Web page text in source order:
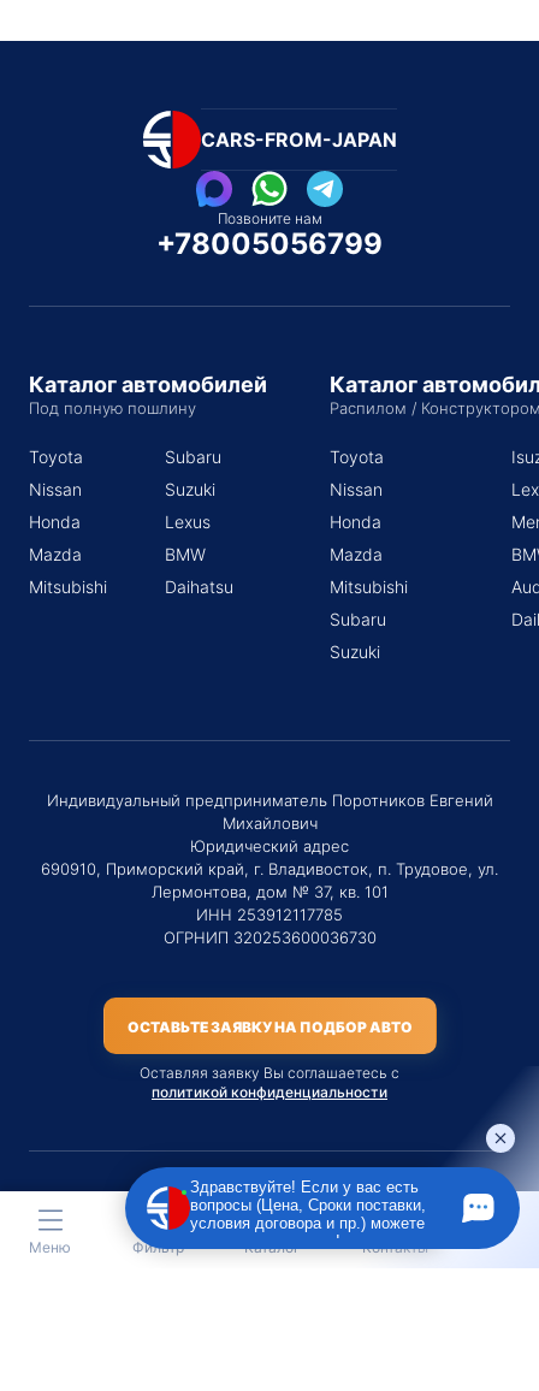
CARS-FROM-JAPAN
Позвоните нам
+78005056799
Каталог автомобилей
Под полную пошлину
Toyota
Nissan
Honda
Mazda
Mitsubishi
Subaru
Suzuki
Lexus
BMW
Daihatsu
Каталог
Распилом /
Toyota
Nissan
Honda
Mazda
Mitsubishi
Subaru
Suzuki
Индивидуальный предприниматель Поротников Евгений
Михайлович
Юридический адрес
690910, Приморский край, г. Владивосток, п. Трудовое, ул.
Лермонтова, дом № 37, кв. 101
ИНН 253912117785
ОГРНИП 320253600036730
ОСТАВЬТЕ ЗАЯВКУ НА ПОДБОР АВТО
Оставляя заявку Вы соглашаетесь с
политикой конфиденциальности
Материалы данного сайта являются публичной офертой
только на услугу сопровождения Агентом приобретения
транспортного средства Клиентом.
Меню Фильтр Каталог Контакты
Здравствуйте! Если у вас есть
вопросы (Цена, Сроки поставки,
условия договора и пр.) можете
задать их мне в чат!